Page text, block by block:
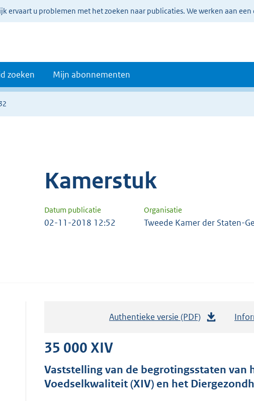
ervaart u problemen met het zoeken naar publicaties. We werken aan
zoeken Mijn abonnementen
Kamerstuk
Datum publicatie Organisatie
02-11-2018 12:52 Tweede Kamer der Staten-
Authentieke versie (PDF)
a
n
35 000 XIV
Vaststelling van de begrotingsstaten van
Voedselkwaliteit (XIV) en het